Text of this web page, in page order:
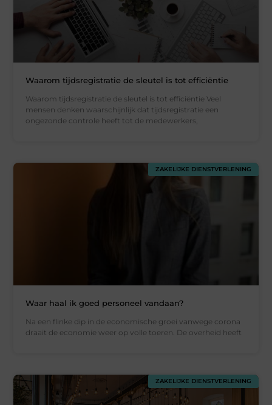
Waarom tijdsregistratie de sleutel is tot efficiëntie
Waarom tijdsregistratie de sleutel is tot efficiëntie Veel
mensen denken waarschijnlijk dat tijdsregistratie een
ongezonde controle heeft tot de medewerkers,
ZAKELIJKE DIENSTVERLENING
Waar haal ik goed personeel vandaan?
Na een flinke dip in de economische groei vanwege corona
draait de economie weer op volle toeren. De overheid heeft
ZAKELIJKE DIENSTVERLENING